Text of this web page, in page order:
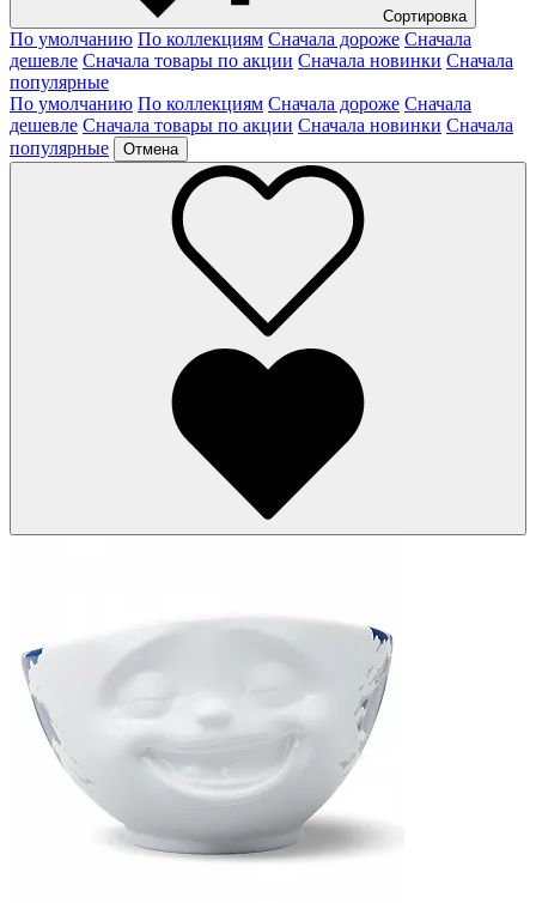
Сортировка
По умолчанию По коллекциям Сначала дороже Сначала
дешевле Сначала товары по акции Сначала новинки Сначала
популярные
По умолчанию По коллекциям Сначала дороже Сначала
дешевле Сначала товары по акции Сначала новинки Сначала
популярные
Отмена